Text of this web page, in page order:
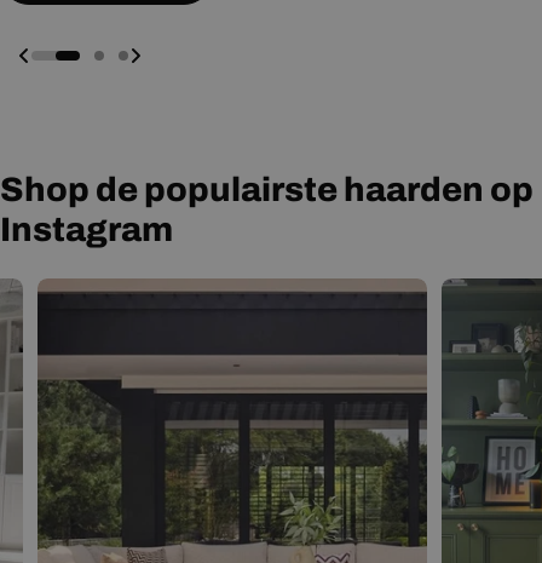
Shop de populairste haarden op
Instagram